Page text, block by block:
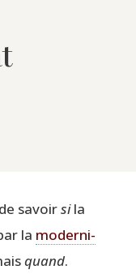
savoirsila
la moder­ni­
quand.